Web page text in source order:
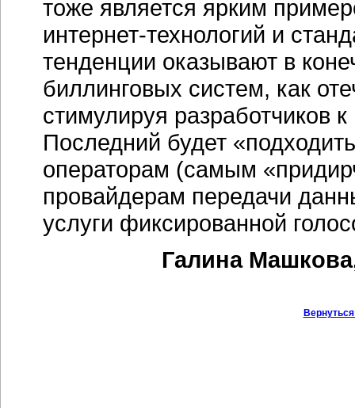
тоже является ярким
интернет-технологий и
тенденции оказывают в
биллинговых систем, как
стимулируя разработчиков
Последний будет
операторам (самым
провайдерам передачи
услуги фиксированной
Галина